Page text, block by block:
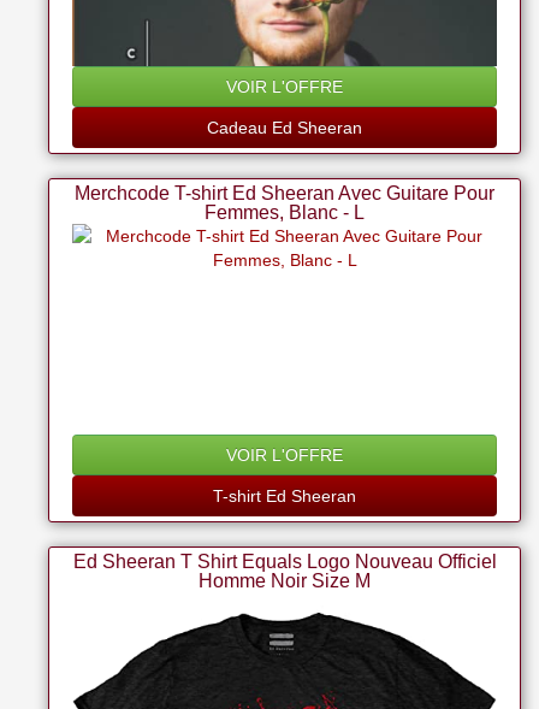
VOIR L'OFFRE
Cadeau Ed Sheeran
Merchcode T-shirt Ed Sheeran Avec Guitare Pour
Femmes, Blanc - L
VOIR L'OFFRE
T-shirt Ed Sheeran
Ed Sheeran T Shirt Equals Logo Nouveau Officiel
Homme Noir Size M